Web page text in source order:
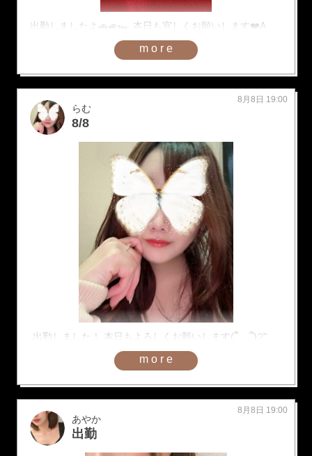
出勤しましたよ🚗🚙🏎️ 本日も宜しくお願いします❤️A
more
らむ
8/8
8月8日 19:00
出勤しました！ 本日もよろしくお願いします(՞ . .՞)੭"
more
あやか
出勤
8月8日 19:00